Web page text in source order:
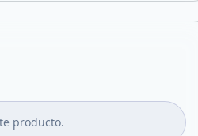
producto.